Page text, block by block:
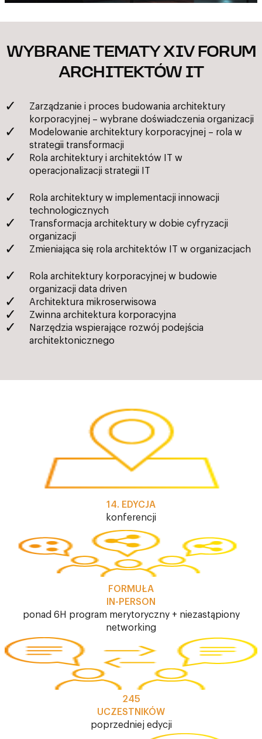
WYBRANE TEMATY XIV FORUM
ARCHITEKTÓW IT
Zarządzanie i proces budowania architektury
korporacyjnej – wybrane doświadczenia organizacji
Modelowanie architektury korporacyjnej – rola w
strategii transformacji
Rola architektury i architektów IT w
operacjonalizacji strategii IT
Rola architektury w implementacji innowacji
technologicznych
Transformacja architektury w dobie cyfryzacji
organizacji
Zmieniająca się rola architektów IT w organizacjach
Rola architektury korporacyjnej w budowie
organizacji data driven
Architektura mikroserwisowa
Zwinna architektura korporacyjna
Narzędzia wspierające rozwój podejścia
architektonicznego
14. EDYCJA
konferencji
FORMUŁA
IN-PERSON
ponad 6H program merytoryczny + niezastąpiony
networking
245
UCZESTNIKÓW
poprzedniej edycji